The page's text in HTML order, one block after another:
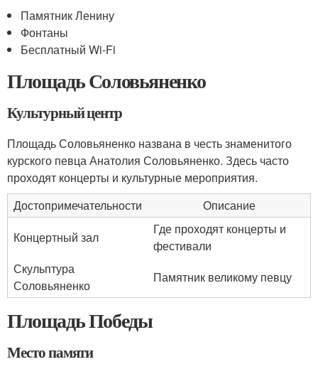
Памятник Ленину
Фонтаны
Бесплатный Wi-Fi
Площадь Соловьяненко
Культурный центр
Площадь Соловьяненко названа в честь знаменитого
курского певца Анатолия Соловьяненко. Здесь часто
проходят концерты и культурные мероприятия.
Достопримечательности
Описание
Концертный зал
Где проходят концерты и
фестивали
Скульптура
Соловьяненко
Памятник великому певцу
Площадь Победы
Место памяти